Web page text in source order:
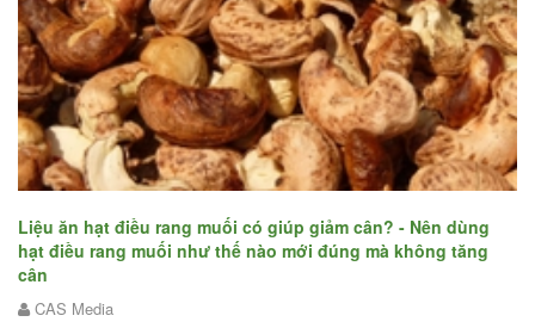
Liệu ăn hạt điều rang muối có giúp giảm cân? - Nên dùng
hạt điều rang muối như thế nào mới đúng mà không tăng
cân
CAS Media